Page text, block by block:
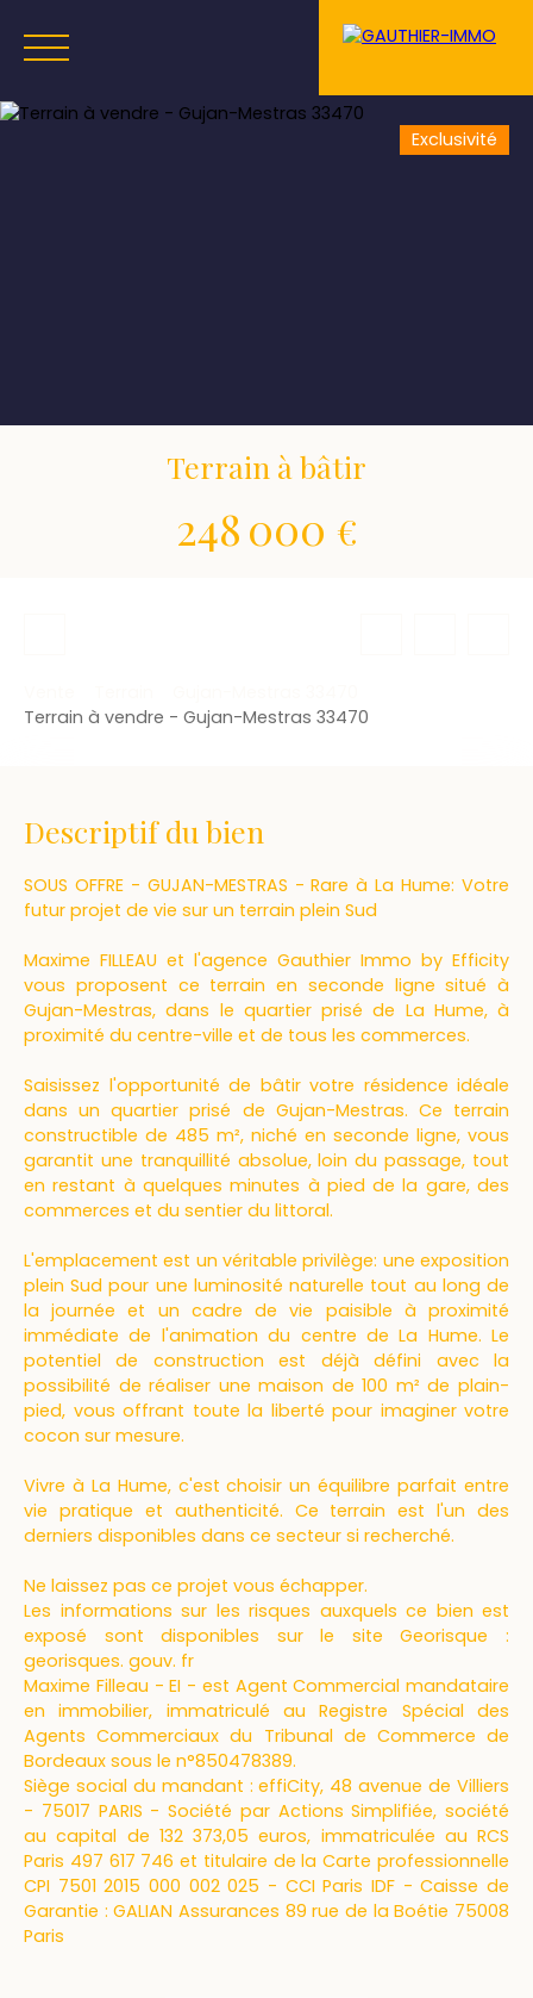
Estimation
Exclusivité
Terrain à bâtir
248 000 €
Terrain à vendre - Gujan-Mestras 33470
Descriptif du bien
SOUS OFFRE - GUJAN-MESTRAS - Rare à La Hume: Votre
futur projet de vie sur un terrain plein Sud
Maxime FILLEAU et l'agence Gauthier Immo by Efficity
vous proposent ce terrain en seconde ligne situé à
Gujan-Mestras, dans le quartier prisé de La Hume, à
proximité du centre-ville et de tous les commerces.
Saisissez l'opportunité de bâtir votre résidence idéale
dans un quartier prisé de Gujan-Mestras. Ce terrain
constructible de 485 m², niché en seconde ligne, vous
garantit une tranquillité absolue, loin du passage, tout
en restant à quelques minutes à pied de la gare, des
commerces et du sentier du littoral.
L'emplacement est un véritable privilège: une exposition
plein Sud pour une luminosité naturelle tout au long de
la journée et un cadre de vie paisible à proximité
immédiate de l'animation du centre de La Hume. Le
potentiel de construction est déjà défini avec la
possibilité de réaliser une maison de 100 m² de plain-
pied, vous offrant toute la liberté pour imaginer votre
cocon sur mesure.
Vivre à La Hume, c'est choisir un équilibre parfait entre
vie pratique et authenticité. Ce terrain est l'un des
derniers disponibles dans ce secteur si recherché.
Ne laissez pas ce projet vous échapper.
Les informations sur les risques auxquels ce bien est
exposé sont disponibles sur le site Georisque :
georisques. gouv. fr
Maxime Filleau - EI - est Agent Commercial mandataire
en immobilier, immatriculé au Registre Spécial des
Agents Commerciaux du Tribunal de Commerce de
Bordeaux sous le n°850478389.
Siège social du mandant : effiCity, 48 avenue de Villiers
- 75017 PARIS - Société par Actions Simplifiée, société
au capital de 132 373,05 euros, immatriculée au RCS
Paris 497 617 746 et titulaire de la Carte professionnelle
CPI 7501 2015 000 002 025 - CCI Paris IDF - Caisse de
Garantie : GALIAN Assurances 89 rue de la Boétie 75008
Paris